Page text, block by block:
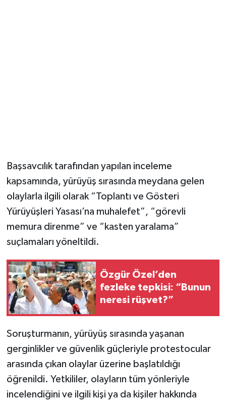
Başsavcılık tarafından yapılan inceleme
kapsamında, yürüyüş sırasında meydana gelen
olaylarla ilgili olarak “Toplantı ve Gösteri
Yürüyüşleri Yasası’na muhalefet”, “görevli
memura direnme” ve “kasten yaralama”
suçlamaları yöneltildi.
Özgür Özel’den
fezleke tepkisi: “Bunun
neresi rüşvet?”
Soruşturmanın, yürüyüş sırasında yaşanan
gerginlikler ve güvenlik güçleriyle protestocular
arasında çıkan olaylar üzerine başlatıldığı
öğrenildi. Yetkililer, olayların tüm yönleriyle
incelendiğini ve ilgili kişi ya da kişiler hakkında